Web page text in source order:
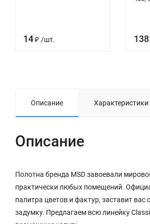
14₽ /шт. 138
Описание Характеристики
Описание
Полотна бренда MSDзавоевали
практически любых помещений.
палитра цветов и фактур, заставит вас
задумку. Предлагаем всюлинейку